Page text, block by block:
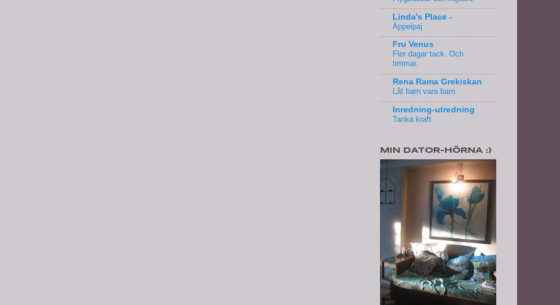
Linda's Place -
Äppelpaj
Fru Venus
Fler dagar tack. Och
timmar.
Rena Rama Grekiskan
Låt barn vara barn
Inredning-utredning
Tanka kraft
MIN DATOR-HÖRNA :)